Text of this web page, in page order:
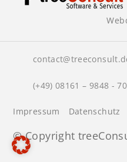
(+49) 08161 – 9848 -
Impressum Datenschutz
© Copyright